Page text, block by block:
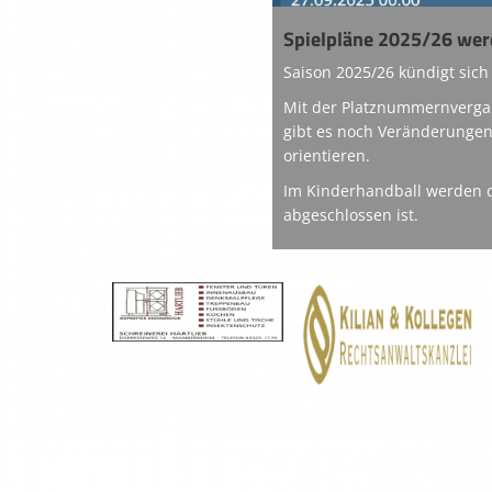
Spielpläne 2025/26
Saison 2025/26 kündigt
Mit der
gibt es noch
orientieren.
Im Kinderhandball werden
abgeschlossen ist.